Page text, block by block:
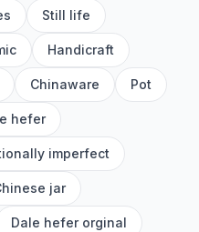
Still life
Handicraft
Chinaware Pot
hefer
imperfect
jar
Dale hefer orginal